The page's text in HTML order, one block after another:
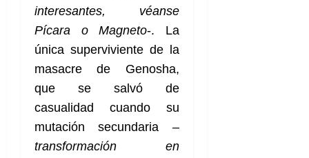
interesantes, véanse
Pícara o Magneto-. La
única superviviente de la
masacre de Genosha,
que se salvó de
casualidad cuando su
mutación secundaria –
transformación en